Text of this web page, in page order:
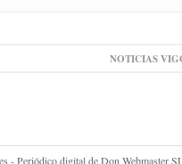
NOTICIAS
- Periódico digital de Don Webmaster